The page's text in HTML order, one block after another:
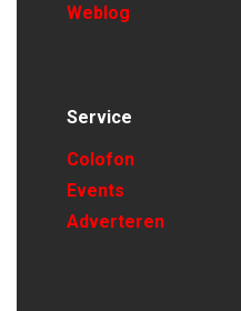
Weblog
Service
Colofon
Events
Adverteren